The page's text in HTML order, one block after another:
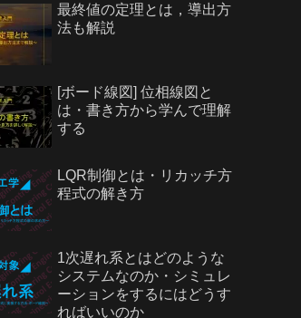
最終値の定理とは，導出方
法も解説
[ボード線図] 位相線図と
は・書き方から学んで理解
する
LQR制御とは・リカッチ方
程式の解き方
1次遅れ系とはどのような
システムなのか・シミュレ
ーションをするにはどうす
ればいいのか